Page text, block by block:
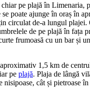
chiar pe plajă în Limenaria,
poate ajunge în oraș în
circulat de-a lungul plajei.
de pe plajă în fața
frumoasă cu un bar și
1,5 km de
pe plajă. Plaja de lângă
nisipoase, cât și pietroase